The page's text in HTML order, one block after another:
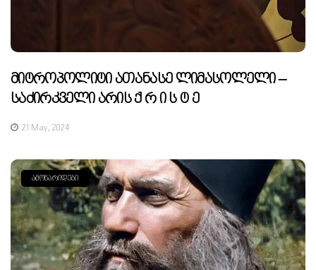
Მიტროპოლიტი Ათანასე Ლიმასოლელი –
Საძირკველი Არის Ქ Რ Ი Ს Ტ Ე
21 May, 2024
ᲐᲛᲝᲜᲐᲠᲘᲓᲔᲑᲘ